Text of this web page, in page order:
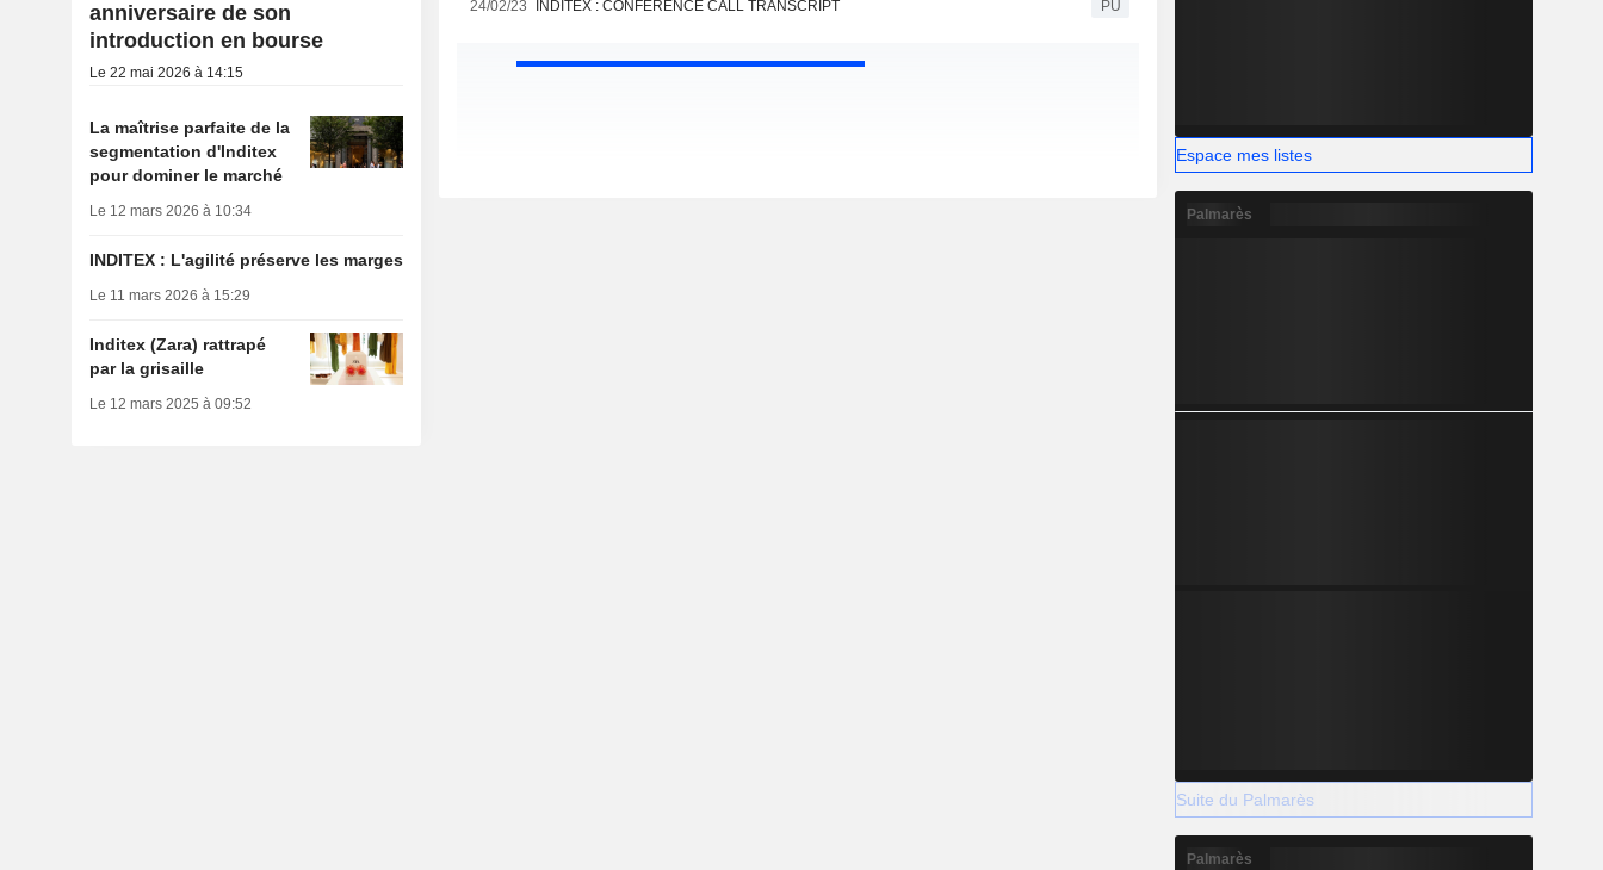
24/02/23 INDITEX : CONFERENCE CALL TRANSCRIPT PU
anniversaire de son
introduction en bourse
Le 22 mai 2026 à 14:15
La maîtrise parfaite de la
segmentation d'Inditex
pour dominer le marché
Le 12 mars 2026 à 10:34
INDITEX : L'agilité préserve les marges
Le 11 mars 2026 à 15:29
Inditex (Zara) rattrapé
par la grisaille
Le 12 mars 2025 à 09:52
Espace mes listes
Palmarès
Suite du Palmarès
Palmarès